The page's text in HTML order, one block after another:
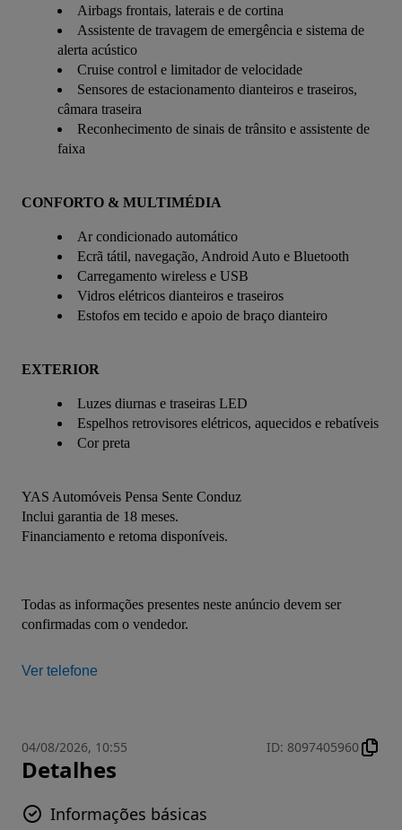
Airbags frontais, laterais e de cortina
Assistente de travagem de emergência e sistema de
alerta acústico
Cruise control e limitador de velocidade
Sensores de estacionamento dianteiros e traseiros,
câmara traseira
Reconhecimento de sinais de trânsito e assistente de
faixa
CONFORTO & MULTIMÉDIA
Ar condicionado automático
Ecrã tátil, navegação, Android Auto e Bluetooth
Carregamento wireless e USB
Vidros elétricos dianteiros e traseiros
Estofos em tecido e apoio de braço dianteiro
EXTERIOR
Luzes diurnas e traseiras LED
Espelhos retrovisores elétricos, aquecidos e rebatíveis
Cor preta
YAS Automóveis Pensa Sente Conduz
Inclui garantia de 18 meses.
Financiamento e retoma disponíveis.
Todas as informações presentes neste anúncio devem ser
confirmadas com o vendedor.
Ver telefone
04/08/2026, 10:55 ID: 8097405960
Detalhes
Informações básicas